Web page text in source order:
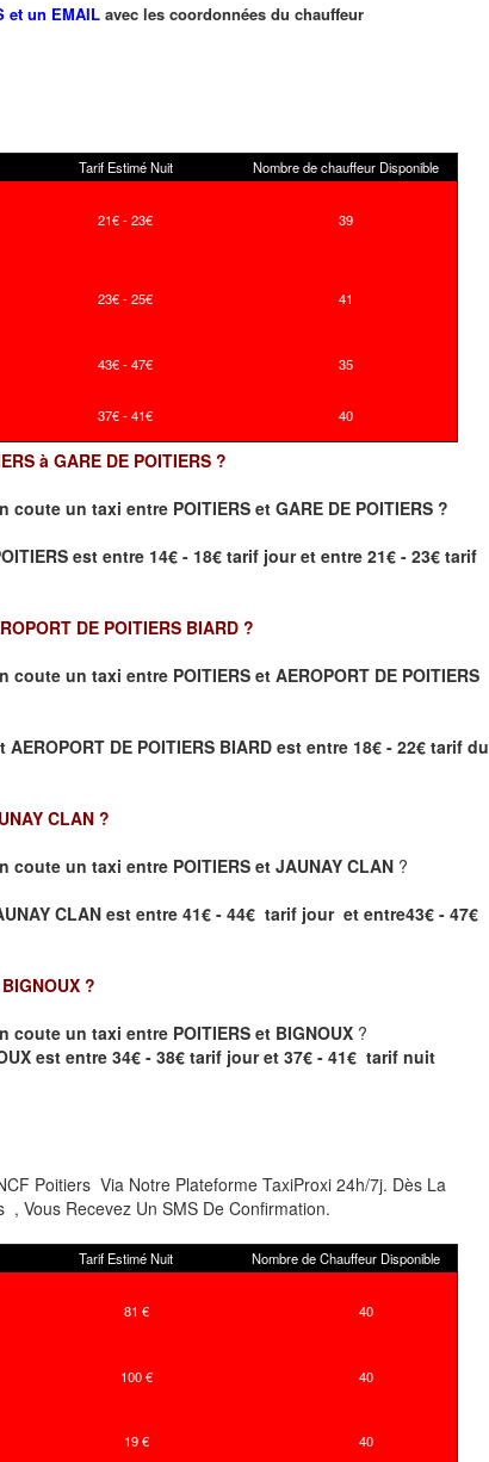
et un EMAIL avec les coordonnées du chauffeur
Tarif Estimé Nuit
Nombre de chauffeur Disponible
21€ - 23€ 39
23€ - 25€ 41
43€ - 47€ 35
37€ - 41€ 40
à GARE DE POITIERS ?
coute un taxi entre POITIERS et GARE DE POITIERS ?
est entre 14€ - 18€ tarif jour et entre 21€ - 23€ tarif
DE POITIERS BIARD ?
coute un taxi entre POITIERS et AEROPORT DE POITIERS
DE POITIERS BIARDest entre 18€ - 22€ tarif du
CLAN ?
coute un taxi entre POITIERS et JAUNAY CLAN ?
CLAN est entre 41€ - 44€ tarif jour et entre43€ - 47€
?
coute un taxi entre POITIERS et BIGNOUX ?
est entre 34€ - 38€ tarif jour et 37€ - 41€ tarif nuit
Poitiers Via Notre Plateforme TaxiProxi 24h/7j. Dès La
, Vous Recevez Un SMS De Confirmation.
Tarif Estimé Nuit
Nombre de Chauffeur Disponible
81 € 40
100 € 40
19 € 40